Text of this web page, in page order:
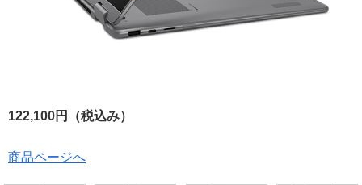
122,100円（税込み）
商品ページへ